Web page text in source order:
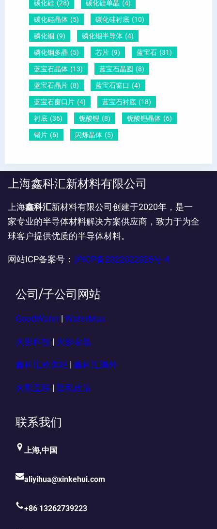
碳化硅 (28) 碳化硅单晶 (4)
碳化硅晶体 (5) 碳化硅衬底 (10)
磷化铟 (9) 磷化铟半导体 (4)
磷化铟多晶 (5) 芯片 (9) 蓝宝石 (31)
蓝宝石晶体 (13) 蓝宝石晶圆 (8)
蓝宝石晶片 (8) 蓝宝石窗口 (4)
蓝宝石窗口片 (4) 蓝宝石衬底 (18)
衬底 (36) 铌酸锂 (8) 铌酸锂晶体 (6)
锗片 (6) 闪烁晶体 (5)
上海鑫科汇新材料有限公司
上海鑫科汇新材料有限公司创建于2020年，是一
家专业的半导体材料解决方案供应商，致力于为全
球客户提供优质的半导体材料。
网站ICP备案号： 沪ICP备2022022028号-4
公司/子公司网站
GoodWafer WaferMax
火影科技 | 火影金晶
鑫科汇欧美站 鑫科汇海外
火影互联 | 隐私政策
联系我们
上海,中国
aliyihua@xinkehui.com
+86 13262739223